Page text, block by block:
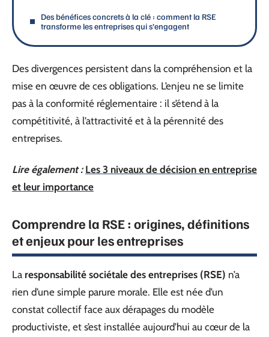
Des bénéfices concrets à la clé : comment la RSE
transforme les entreprises qui s’engagent
Des divergences persistent dans la compréhension et la
mise en œuvre de ces obligations. L’enjeu ne se limite
pas à la conformité réglementaire : il s’étend à la
compétitivité, à l’attractivité et à la pérennité des
entreprises.
Lire également : Les 3 niveaux de décision en entreprise
et leur importance
Comprendre la RSE : origines, définitions
et enjeux pour les entreprises
La responsabilité sociétale des entreprises (RSE) n’a
rien d’une simple parure morale. Elle est née d’un
constat collectif face aux dérapages du modèle
productiviste, et s’est installée aujourd’hui au cœur de la